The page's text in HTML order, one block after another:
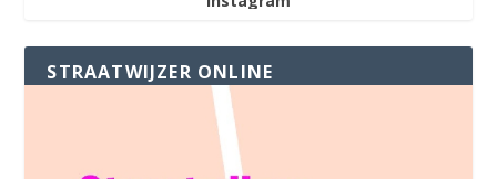
STRAATWIJZER ONLINE